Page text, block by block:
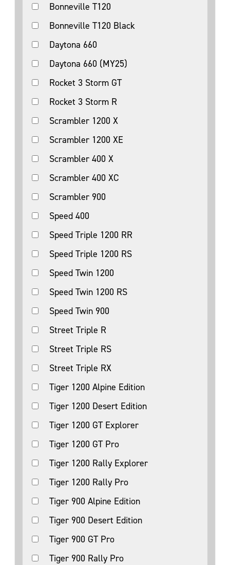
Bonneville T120
Bonneville T120 Black
Daytona 660
Daytona 660 (MY25)
Rocket 3 Storm GT
Rocket 3 Storm R
Scrambler 1200 X
Scrambler 1200 XE
Scrambler 400 X
Scrambler 400 XC
Scrambler 900
Speed 400
Speed Triple 1200 RR
Speed Triple 1200 RS
Speed Twin 1200
Speed Twin 1200 RS
Speed Twin 900
Street Triple R
Street Triple RS
Street Triple RX
Tiger 1200 Alpine Edition
Tiger 1200 Desert Edition
Tiger 1200 GT Explorer
Tiger 1200 GT Pro
Tiger 1200 Rally Explorer
Tiger 1200 Rally Pro
Tiger 900 Alpine Edition
Tiger 900 Desert Edition
Tiger 900 GT Pro
Tiger 900 Rally Pro